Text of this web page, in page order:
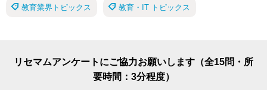
教育業界トピックス 教育・IT トピックス
リセマムアンケートにご協力お願いします（全15問・所
要時間：3分程度）